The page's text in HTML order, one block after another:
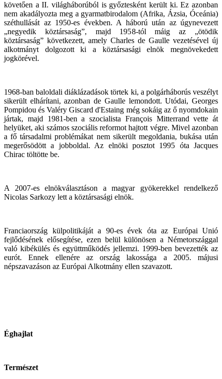
követően a II. világháborúból is győztesként került ki. Ez azonban
nem akadályozta meg a gyarmatbirodalom (Afrika, Ázsia, Óceánia)
széthullását az 1950-es években. A háború után az úgynevezett
„negyedik köztársaság”, majd 1958-tól máig az „ötödik
köztársaság” következett, amely Charles de Gaulle vezetésével új
alkotmányt dolgozott ki a köztársasági elnök megnövekedett
jogkörével.
1968-ban baloldali diáklázadások törtek ki, a polgárháborús veszélyt
sikerült elhárítani, azonban de Gaulle lemondott. Utódai, Georges
Pompidou és Valéry Giscard d'Estaing még sokáig az ő nyomdokain
jártak, majd 1981-ben a szocialista François Mitterrand vette át
helyüket, aki számos szociális reformot hajtott végre. Mivel azonban
a fő társadalmi problémákat nem sikerült megoldania, bukása után
megerősödött a jobboldal. Az elnöki posztot 1995 óta Jacques
Chirac töltötte be.
A 2007-es elnökválasztáson a magyar gyökerekkel rendelkező
Nicolas Sarkozy lett a köztársasági elnök.
Franciaország külpolitikáját a 90-es évek óta az Európai Unió
fejlődésének elősegítése, ezen belül különösen a Németországgal
való kibékülés és együttműködés jellemzi. 1999-ben bevezették az
eurót. Ennek ellenére az ország lakossága a 2005. májusi
népszavazáson az Európai Alkotmány ellen szavazott.
Éghajlat
Természet